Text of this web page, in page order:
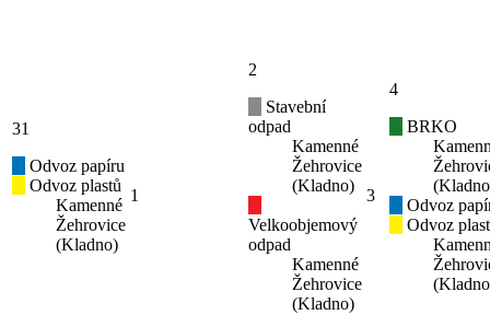
31
Odvoz papíru
Odvoz plastů
Kamenné
Žehrovice
(Kladno)
1
2
Stavební
odpad
Kamenné
Žehrovice
(Kladno)
Velkoobjemový
odpad
Kamenné
Žehrovice
(Kladno)
3
4
BRKO
Odvoz
Odvoz